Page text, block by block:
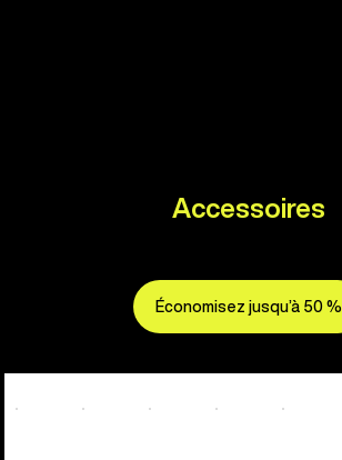
Accessoires
Économisez jusqu’à 50 %